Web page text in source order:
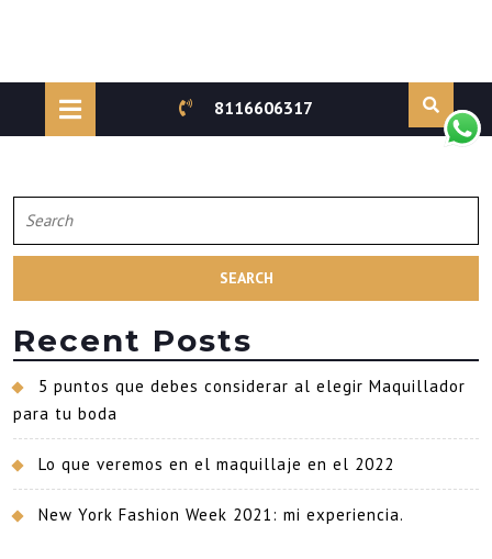
to
8116606317
for:
Recent Posts
5 puntos que debes considerar al elegir Maquillador
para tu boda
Lo que veremos en el maquillaje en el 2022
New York Fashion Week 2021: mi experiencia.